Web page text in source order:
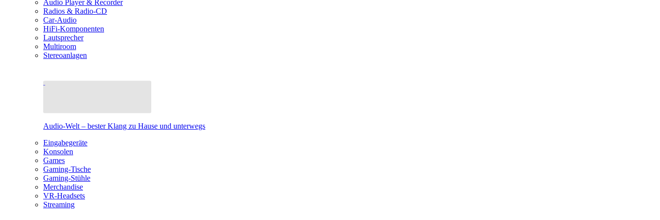
Audio Player & Recorder
Radios & Radio-CD
Car-Audio
HiFi-Komponenten
Lautsprecher
Multiroom
Stereoanlagen
Audio-Welt – bester Klang zu Hause und unterwegs
Eingabegeräte
Konsolen
Games
Gaming-Tische
Gaming-Stühle
Merchandise
VR-Headsets
Streaming